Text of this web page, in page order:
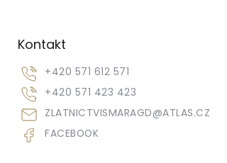
Kontakt
ZLATNICTVISMARAGD@ATLAS.CZ
+420 571 612 571
+420 571 423 423
FACEBOOK